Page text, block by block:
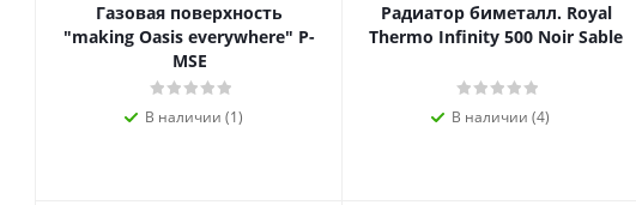
Газовая поверхность
"making Oasis everywhere" P-
MSE
В наличии (1)
Радиатор биметалл. Royal
Thermo Infinity 500 Noir Sable
В наличии (4)